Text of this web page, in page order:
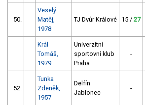
50.
Veselý
Matěj,
1978
TJ Dvůr Králové 15 / 27
Král
Tomáš,
1979
Univerzitní
sportovní klub
Praha
-
52.
Tunka
Zdeněk,
1957
Delfín
Jablonec
-